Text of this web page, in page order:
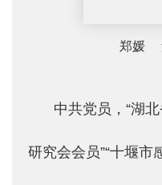
郑媛
中共党员，“湖
研究会会员”“十堰市